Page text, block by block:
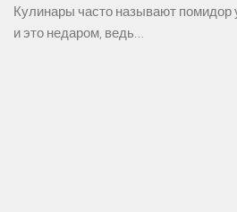
Кулинары часто называют
и это недаром, ведь…